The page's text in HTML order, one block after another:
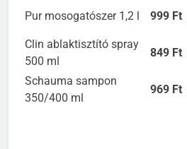
Pur mosogatószer 1,2 l 999 Ft
Clin ablaktisztító spray
500 ml
849 Ft
Schauma sampon
350/400 ml
969 Ft